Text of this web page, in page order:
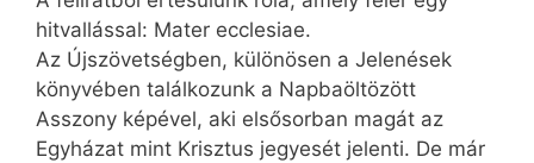
hitvallással: Mater ecclesiae.
Az Újszövetségben, különösen a Jelenések
könyvében találkozunk a Napbaöltözött
Asszony képével, aki elsősorban magát az
Egyházat mint Krisztus jegyesét jelenti. De már